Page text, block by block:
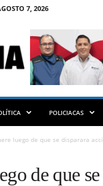
7, 2026
POLICIACAS
luego de que se disparara
de que